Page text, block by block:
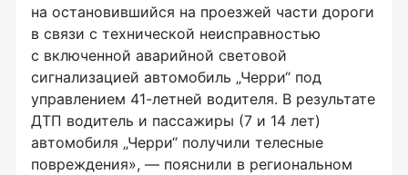
на остановившийся на проезжей части дороги
в связи с технической неисправностью
с включенной аварийной световой
сигнализацией автомобиль „Черри“ под
управлением 41-летней водителя. В результате
ДТП водитель и пассажиры (7 и 14 лет)
автомобиля „Черри“ получили телесные
повреждения», — пояснили в региональном